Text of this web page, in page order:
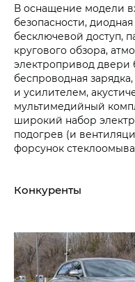
В оснащение модели
безопасности,
бесключевой доступ,
кругового обзора,
электропривод двери
беспроводная
и усилителем,
мультимедийный
широкий набор
подогрев (и
форсунок
Конкуренты